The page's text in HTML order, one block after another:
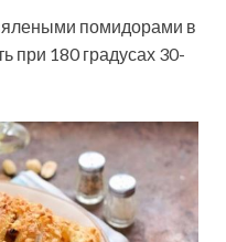
помидорами в
при 180 градусах 30-